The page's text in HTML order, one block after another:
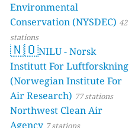
Environmental
Conservation (NYSDEC) 42
stations
🇳🇴NILU - Norsk
Institutt For Luftforskning
(Norwegian Institute For
Air Research) 77 stations
Northwest Clean Air
Agency